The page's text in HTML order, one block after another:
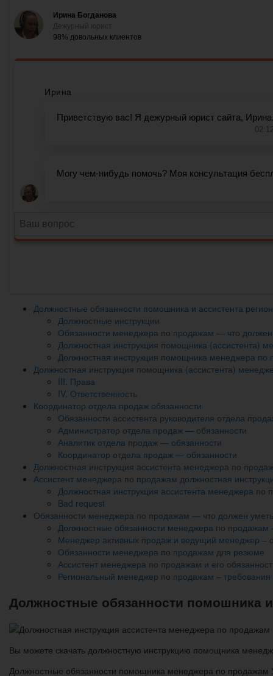
Должностные обязанности помошника и ассистента
Должностные инструкции
Обязанности менеджера по продажам — что
Должностная инструкция помощника (ассистента)
Должностная инструкция помощника менеджера по
Должностная инструкция помощника (ассистента)
III. Права
IV. Ответственность
Координатор отдела продаж обязанности
Обязанности ассистента руководителя отдела
Администратор отдела продаж — обязанности
Аналитик отдела продаж — обязанности
Координатор отдела продаж — обязанности
Должностная инструкция ассистента менеджера по
Ассистент менеджера по продажам должностная
Должностная инструкция ассистента менеджера по
Bad request
Обязанности менеджера по продажам — что должен
Должностные обязанности менеджера по продажам
Менеджер активных продаж и ведущий менеджер –
Обязанности менеджера по продажам для резюме
Ассистент менеджера по продажам и его
Региональный менеджер по продажам – требования
Должностные обязанности помошника
Вы можете скачать должностную инструкцию помощника
Должностные обязанности помощника менеджера по